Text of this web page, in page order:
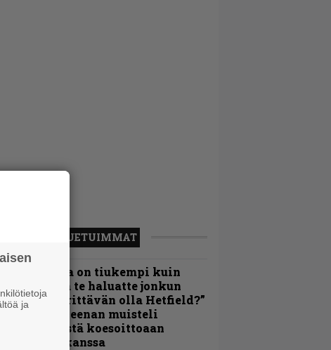
LUETUIMMAT
”Metallica on tiukempi kuin
koskaan ja te haluatte jonkun
nulikan yrittävän olla Hetfield?”
– Pepper Keenan muisteli
ensimmäistä koesoittoaan
hevijätin kanssa
ja